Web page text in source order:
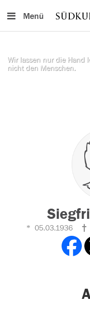
Menü
Wir lassen nur die Hand
nicht den Menschen.
05.03.1936